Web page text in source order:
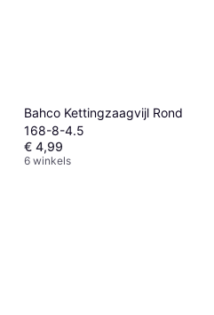
Bahco Kettingzaagvijl Rond
168-8-4.5
€ 4,99
6 winkels